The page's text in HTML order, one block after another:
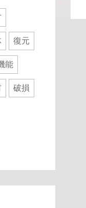
復元
能
破損